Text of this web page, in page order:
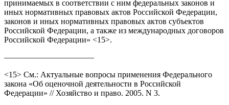
принимаемых в соответствии с ним федеральных законов и
иных нормативных правовых актов Российской Федерации,
законов и иных нормативных правовых актов субъектов
Российской Федерации, а также из международных договоров
Российской Федерации» <15>.
———————————
<15> См.: Актуальные вопросы применения Федерального
закона «Об оценочной деятельности в Российской
Федерации» // Хозяйство и право. 2005. N 3.